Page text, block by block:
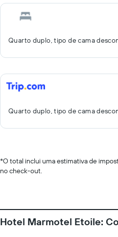
Quarto duplo, tipo de cama
Quarto duplo, tipo de cama
*O total inclui uma estimativa de
no check-out.
Hotel Marmotel Etoile: